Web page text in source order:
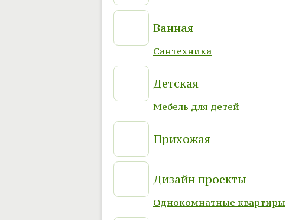
Ванная
Сантехника
Детская
Мебель для детей
Прихожая
Дизайн проекты
Однокомнатные квартиры